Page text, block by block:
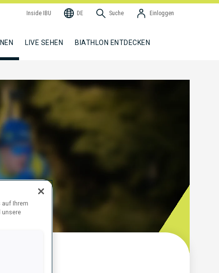
Inside IBU DE Suche Einloggen
LIVE SEHEN BIATHLON ENTDECKEN
auf Ihrem
unsere